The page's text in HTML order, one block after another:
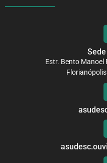
Estr. Bento Manoel